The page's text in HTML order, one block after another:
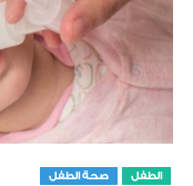
الطفل صحة الطفل